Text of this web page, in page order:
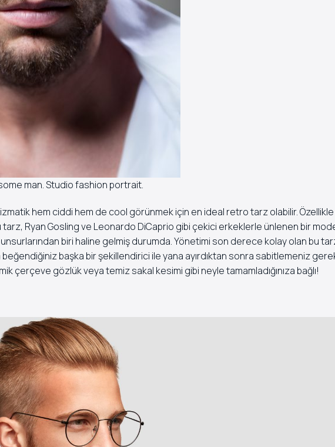
man. Studio fashion portrait.
hem ciddi hem de cool görünmek için en ideal retro tarz olabilir.
Ryan Gosling ve Leonardo DiCaprio gibi çekici erkeklerle ünlenen bir
biri haline gelmiş durumda. Yönetimi son derece kolay olan bu
başka bir şekillendirici ile yana ayırdıktan sonra sabitlemeniz
çerçeve gözlük veya temiz sakal kesimi gibi neyle tamamladığınıza bağlı!